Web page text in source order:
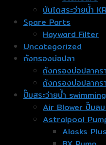
บันไดสระว่ายน้ำ
Spare Parts
Hayward Filter
Uncategorized
ถังกรองบ่อปลา
ถังกรองบ่อปลาคร
ถังกรองบ่อปลาคร
ปั๊มสระว่ายน้ำ
Air Blower ปั๊มล
Astralpool
Alasks